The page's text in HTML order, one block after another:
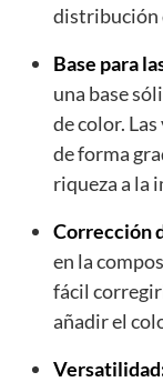
distribución
Base para
una base
de color.
de forma
riqueza a la
Corrección
en la
fácil
añadir el